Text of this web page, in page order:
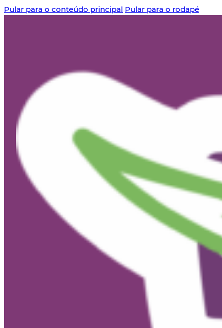
Pular para o conteúdo principal Pular para o rodapé